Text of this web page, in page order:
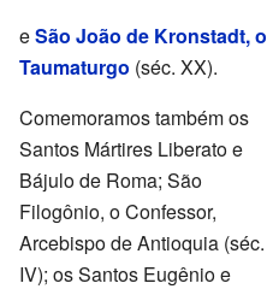
eSão João de Kronstadt, o
Taumaturgo (séc. XX).
Comemoramos também os
Santos Mártires Liberato e
Bájulo de Roma; São
Filogônio, o Confessor,
Arcebispo de Antioquia (séc.
IV); os Santos Eugênio e